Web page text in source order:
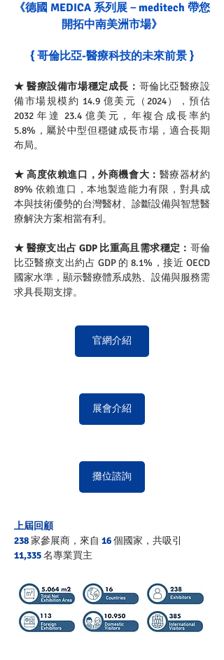
《德國 MEDICA 系列展－meditech 帶您
開拓中南美洲市場》
{ 哥倫比亞-醫療科技的未來前景 }
★ 醫療設備市場穩定成長： 哥倫比亞醫療設
備市場規模約 14.9 億美元（2024），預估
2032 年達 23.4 億美元，年複合成長率約
5.8%，屬於中型但穩健成長市場，適合長期
布局。
★ 高度依賴進口，外商機會大： 醫療器材約
89% 依賴進口，本地製造能力有限，對具成
本與技術優勢的台灣醫材、診斷設備與智慧醫
療解決方案相當有利。
★ 醫療支出占 GDP 比重高且需求穩定： 哥倫
比亞醫療支出約占 GDP 的 8.1%，接近 OECD
國家水準，顯示醫療體系成熟、設備與服務需
求具長期支撐。
官網介紹
展會介紹
攤位諮詢
上屆回顧
238家參展商，來自 16 個國家，共吸引
11,335 名專業買主